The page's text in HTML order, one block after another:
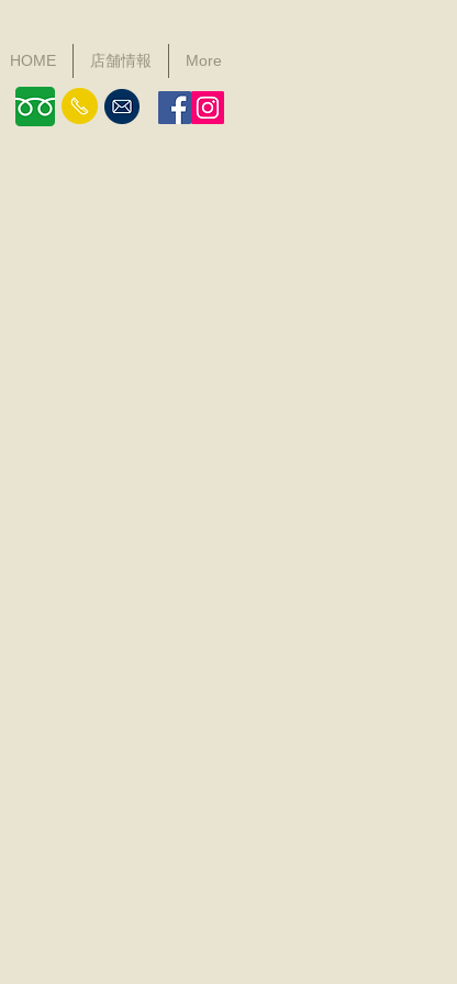
HOME 店舗情報 More